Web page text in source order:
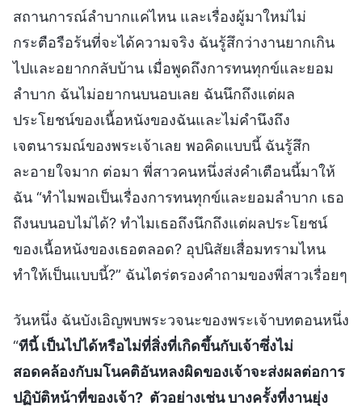
สถานการณ์ลำบากแค่ไหน และเรื่องผู้มาใหม่ไม่
กระตือรือร้นที่จะได้ความจริง ฉันรู้สึกว่างานยากเกิน
ไปและอยากกลับบ้าน เมื่อพูดถึงการทนทุกข์และยอม
ลำบาก ฉันไม่อยากนบนอบเลย ฉันนึกถึงแต่ผล
ประโยชน์ของเนื้อหนังของฉันและไม่คำนึงถึง
เจตนารมณ์ของพระเจ้าเลย พอคิดแบบนี้ ฉันรู้สึก
ละอายใจมาก ต่อมา พี่สาวคนหนึ่งส่งคำเตือนนี้มาให้
ฉัน “ทำไมพอเป็นเรื่องการทนทุกข์และยอมลำบาก เธอ
ถึงนบนอบไม่ได้? ทำไมเธอถึงนึกถึงแต่ผลประโยชน์
ของเนื้อหนังของเธอตลอด? อุปนิสัยเสื่อมทรามไหน
ทำให้เป็นแบบนี้?” ฉันไตร่ตรองคำถามของพี่สาวเรื่อยๆ
วันหนึ่ง ฉันบังเอิญพบพระวจนะของพระเจ้าบทตอนหนึ่ง
“ทีนี้ เป็นไปได้หรือไม่ที่สิ่งที่เกิดขึ้นกับเจ้าซึ่งไม่
สอดคล้องกับมโนคติอันหลงผิดของเจ้าจะส่งผลต่อการ
ปฏิบัติหน้าที่ของเจ้า? ตัวอย่างเช่น บางครั้งที่งานยุ่ง